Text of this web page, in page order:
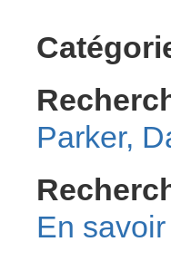
Parker,